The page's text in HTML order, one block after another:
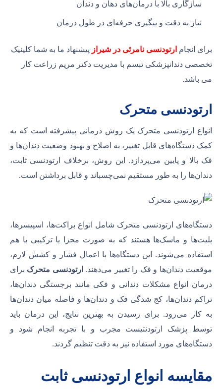
سازگاری بالا با درمان‌های دهان و دندان
نیاز به دقت و پیگیری حرفه‌ای در طول درمان
برای انجامارتودنسی نامرئی در شیراز پیشنهاد ما به شما کلینیک
تخصصی دندانپزشکی تبسم با مدیریت دکتر مریم زراعت کار
می باشد.
ارتودنسی متحرک
انواع ارتودنسی متحرک یک روش درمانی پیشرفته است که به
کمک دستگاه‌های قابل تغییر، به اصلاح و بهبود وضعیت دندان‌ها و
فک بالا و پایین می‌پردازد. این روش، برخلاف ارتودنسی ثابت،
دندان‌ها را به طور مستقیم نمی‌چسباند و قابل برداشتن است.
دستگاه‌های ارتودنسی متحرک شامل انواع براکت‌ها، اسپیسرها،
پلیت‌ها و ماسک‌ها هستند که به صورت مجزا یا ترکیبی با هم
استفاده می‌شوند. این دستگاه‌ها با اعمال فشار و کشش لازم،
موقعیت دندان‌ها و فک را تغییر می‌دهند.ارتودنسی متحرکبرای
درمان انواع مشکلات دندانی و فکی مانند برجستگی دندان‌ها،
تراکم دندان‌ها، کج شدگی فک و دندان‌ها و فاصله میان دندان‌ها
به کار می‌رود. برای رسیدن به بهترین نتایج، این درمان باید
توسط پزشک ارتودنتیست مجرب و با تجربه انجام شود و
دستگاه‌های مورد استفاده نیز به دقت تنظیم گردند.
مقایسه انواع ارتودنسی ثابت